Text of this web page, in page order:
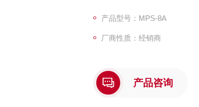
产品型号：MPS-8A
厂商性质：经销商
产品咨询